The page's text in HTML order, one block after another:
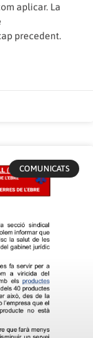
aplicar. La
precedent.
COMUNICATS